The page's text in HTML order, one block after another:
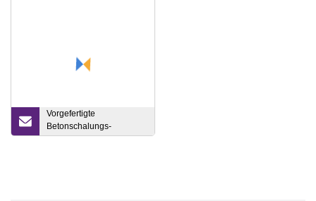
Vorgefertigte
Betonschalungs-
Fensterladenabdeckung